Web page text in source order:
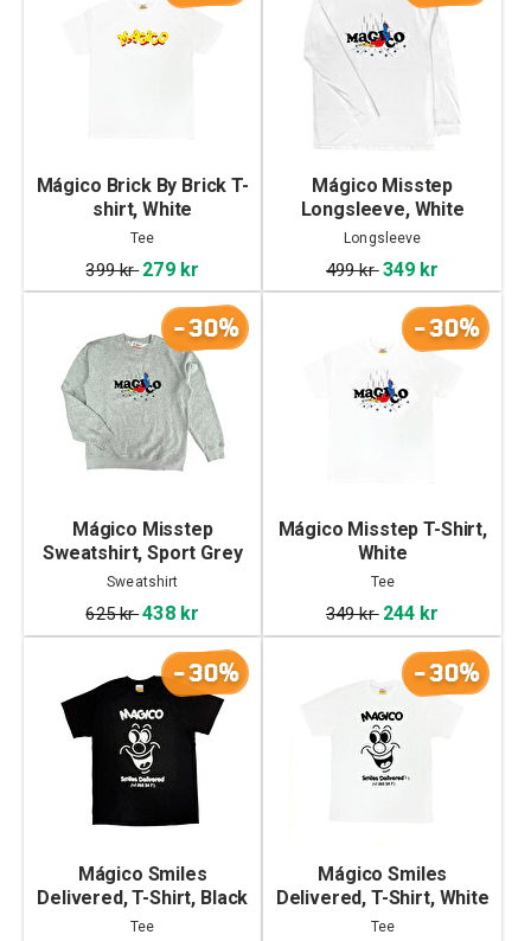
Mágico Brick By Brick T-
shirt, White
Tee
399 kr 279 kr
Mágico Misstep
Longsleeve, White
Longsleeve
499 kr349 kr
-30%
Mágico Misstep
Sweatshirt, Sport Grey
Sweatshirt
625 kr438 kr
-30%
Mágico Misstep T-Shirt,
White
Tee
349 kr 244 kr
-30%
Mágico Smiles
Delivered, T-Shirt, Black
Tee
-30%
Mágico Smiles
Delivered, T-Shirt, White
Tee